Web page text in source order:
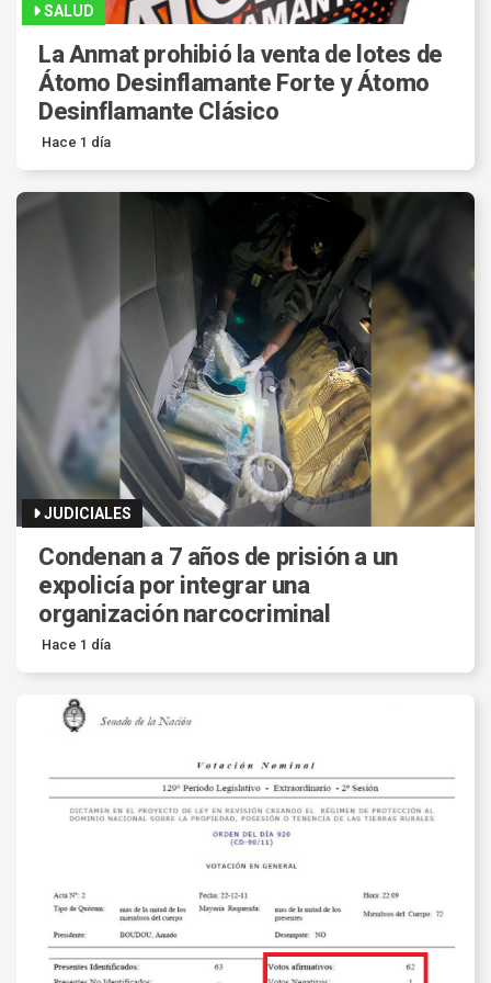
SALUD
La Anmat prohibió la venta de lotes de
Átomo Desinflamante Forte y Átomo
Desinflamante Clásico
Hace 1 día
JUDICIALES
Condenan a 7 años de prisión a un
expolicía por integrar una
organización narcocriminal
Hace 1 día